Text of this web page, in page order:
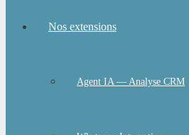
Nos extensions
Agent IA — Analyse CRM